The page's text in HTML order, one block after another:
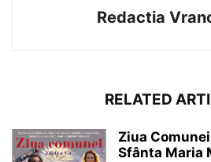
Redactia
RELATED
Ziua
Sfânta Maria